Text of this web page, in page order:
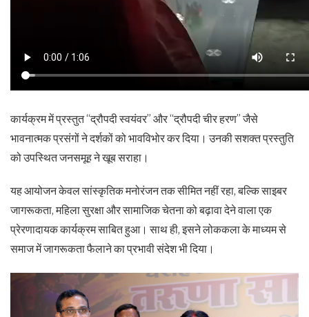
कार्यक्रम में प्रस्तुत “द्रौपदी स्वयंवर” और “द्रौपदी चीर हरण” जैसे
भावनात्मक प्रसंगों ने दर्शकों को भावविभोर कर दिया। उनकी सशक्त प्रस्तुति
को उपस्थित जनसमूह ने खूब सराहा।
यह आयोजन केवल सांस्कृतिक मनोरंजन तक सीमित नहीं रहा, बल्कि साइबर
जागरूकता, महिला सुरक्षा और सामाजिक चेतना को बढ़ावा देने वाला एक
प्रेरणादायक कार्यक्रम साबित हुआ। साथ ही, इसने लोककला के माध्यम से
समाज में जागरूकता फैलाने का प्रभावी संदेश भी दिया।